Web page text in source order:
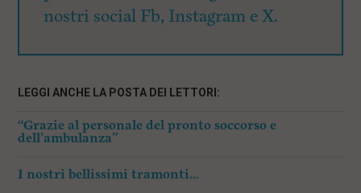
nostri social Fb, Instagram e X.
LEGGI ANCHE LA POSTA DEI LETTORI:
“Grazie al personale del pronto soccorso e
dell’ambulanza”
I nostri bellissimi tramonti…